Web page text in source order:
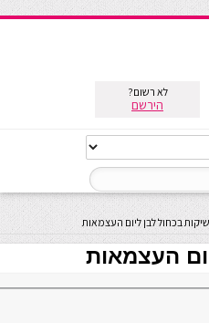
לא רשום?
הירשם
בכחול לבן ליום העצמאות
העצמאות